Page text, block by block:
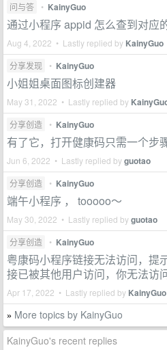
问与答 • KainyGuo
通过小程序 appid 怎么查到对应
Aug 4, 2022 • Lastly replied by KainyGuo
分享发现 • KainyGuo
小姐姐桌面图标创建器
May 31, 2022 • Lastly replied by
分享创造 • KainyGuo
有了它，打开健康码只需一个步骤
Jun 6, 2022 • Lastly replied byguotao
分享创造 • KainyGuo
端午小程序 ， tooooo～
May 30, 2022 • Lastly replied byguotao
分享创造 • KainyGuo
粤康码小程序链接无法访问，提
接已被其他用户访问，你无法访
Apr 17, 2022 • Lastly replied by KainyGuo
» More topics by KainyGuo
KainyGuo's recent replies